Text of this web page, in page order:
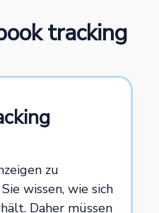
tracking
zu
wissen, wie sich
Daher müssen